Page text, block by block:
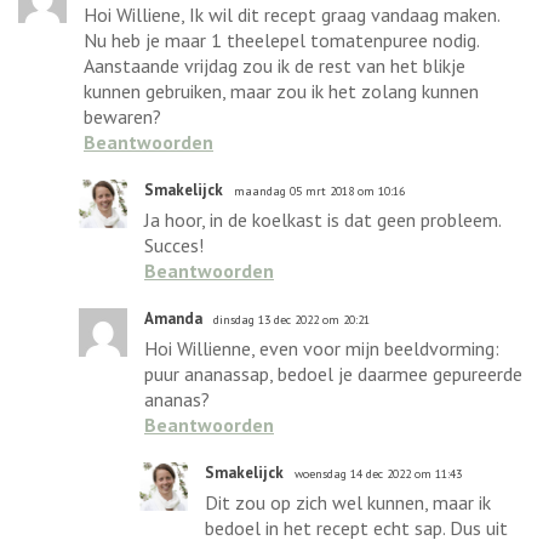
Hoi Williene, Ik wil dit recept graag vandaag maken.
Nu heb je maar 1 theelepel tomatenpuree nodig.
Aanstaande vrijdag zou ik de rest van het blikje
kunnen gebruiken, maar zou ik het zolang kunnen
bewaren?
Beantwoorden
Smakelijck maandag 05 mrt 2018 om 10:16
Ja hoor, in de koelkast is dat geen probleem.
Succes!
Beantwoorden
Amanda dinsdag 13 dec 2022 om 20:21
Hoi Willienne, even voor mijn beeldvorming:
puur ananassap, bedoel je daarmee gepureerde
ananas?
Beantwoorden
Smakelijck woensdag 14 dec 2022 om 11:43
Dit zou op zich wel kunnen, maar ik
bedoel in het recept echt sap. Dus uit